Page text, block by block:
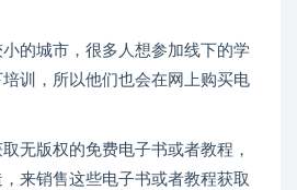
的城市，很多人想参加线下的学
训，所以他们也会在网上购买电
无版权的免费电子书或者教程，
来销售这些电子书或者教程获取